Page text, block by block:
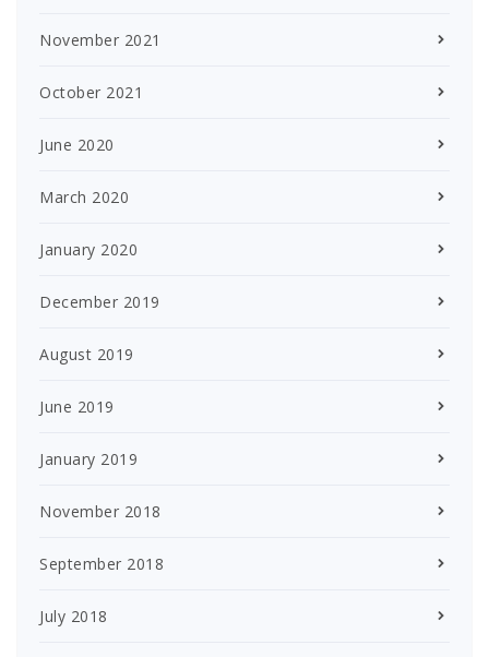
November 2021
October 2021
June 2020
March 2020
January 2020
December 2019
August 2019
June 2019
January 2019
November 2018
September 2018
July 2018